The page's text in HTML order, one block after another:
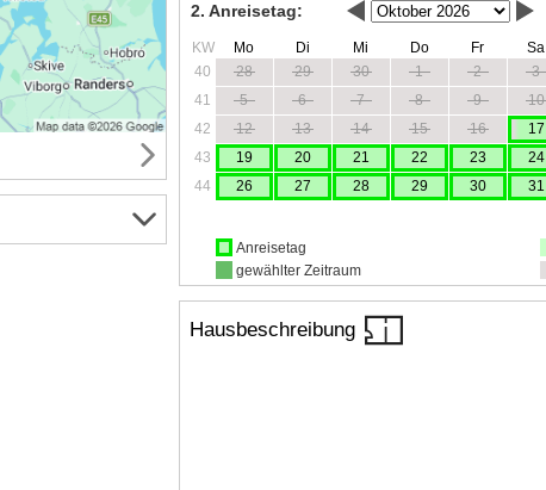
2. Anreisetag:
KW Mo Di Mi Do Fr Sa
40
28 29 30 1 2 3
41
5 6 7 8 9 10
42
12 13 14 15 16 17
43
19 20 21 22 23 24
44
26 27 28 29 30 31
Anreisetag
gewählter Zeitraum
Hausbeschreibung